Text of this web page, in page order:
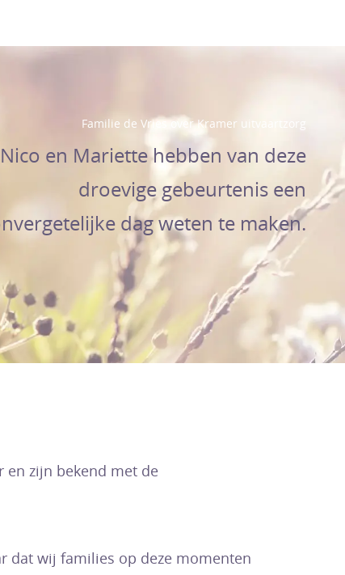
Familie de Vries over Kramer uitvaartzorg
Nico en Mariette hebben van deze
droevige gebeurtenis een
dag weten te maken.
en zijn bekend met de
dat wij families op deze momenten